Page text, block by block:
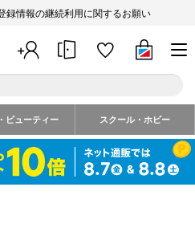
録情報の継続利用に関するお願い
ビューティー スクール・ホビー